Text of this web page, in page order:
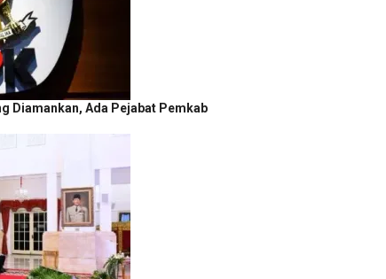
Diamankan, Ada Pejabat Pemkab